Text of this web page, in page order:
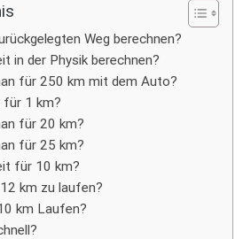
Weg berechnen?
in der Physik berechnen?
für 250 km mit dem Auto?
für 1 km?
für 20 km?
für 25 km?
für 10 km?
km zu laufen?
km Laufen?